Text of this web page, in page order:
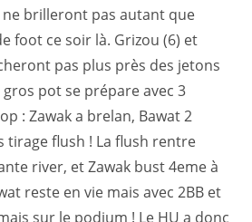
brilleront pas autant que
foot ce soir là. Grizou (6) et
pas plus près des jetons
pot se prépare avec 3
: Zawak a brelan, Bawat 2
tirage flush ! La flush rentre
river, et Zawak bust 4eme à
reste en vie mais avec 2BB et
sur le podium ! Le HU a donc